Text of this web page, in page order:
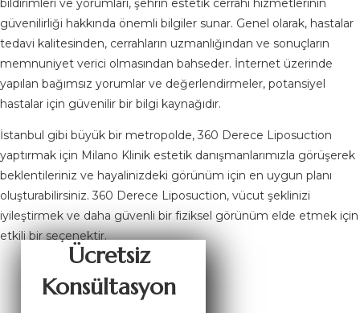
bildirimleri ve yorumları, şehrin estetik cerrahi hizmetlerinin
güvenilirliği hakkında önemli bilgiler sunar. Genel olarak, hastalar
tedavi kalitesinden, cerrahların uzmanlığından ve sonuçların
memnuniyet verici olmasından bahseder. İnternet üzerinde
yapılan bağımsız yorumlar ve değerlendirmeler, potansiyel
hastalar için güvenilir bir bilgi kaynağıdır.
İstanbul gibi büyük bir metropolde, 360 Derece Liposuction
yaptırmak için Milano Klinik estetik danışmanlarımızla görüşerek
beklentileriniz ve hayalinizdeki görünüm için en uygun planı
oluşturabilirsiniz. 360 Derece Liposuction, vücut şeklinizi
iyileştirmek ve daha güvenli bir fiziksel görünüm elde etmek için
etkili bir seçenektir.
Ücretsiz
Konsültasyon